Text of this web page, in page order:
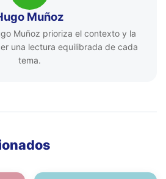
Muñoz
Muñoz prioriza el contexto y la
una lectura equilibrada de cada
tema.